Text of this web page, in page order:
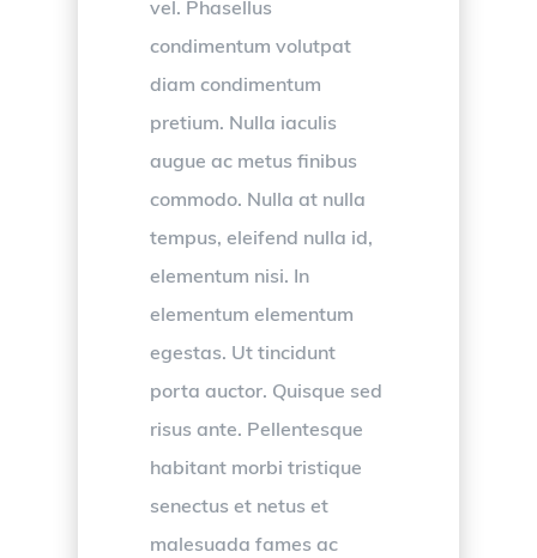
vel. Phasellus
condimentum volutpat
diam condimentum
pretium. Nulla iaculis
augue ac metus finibus
commodo. Nulla at nulla
tempus, eleifend nulla id,
elementum nisi. In
elementum elementum
egestas. Ut tincidunt
porta auctor. Quisque sed
risus ante. Pellentesque
habitant morbi tristique
senectus et netus et
malesuada fames ac